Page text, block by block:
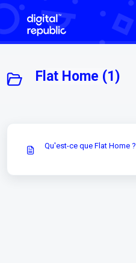
Flat Home (1)
Qu'est-ce que Flat Home ?